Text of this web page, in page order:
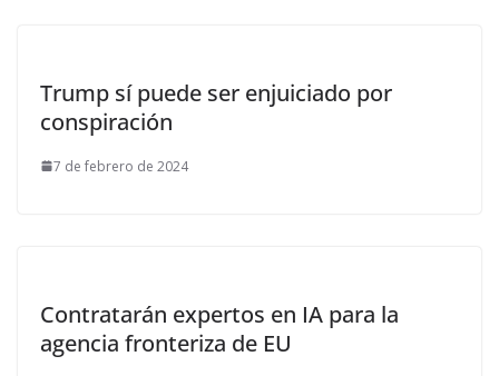
Trump sí puede ser enjuiciado por
conspiración
7 de febrero de 2024
Contratarán expertos en IA para la
agencia fronteriza de EU